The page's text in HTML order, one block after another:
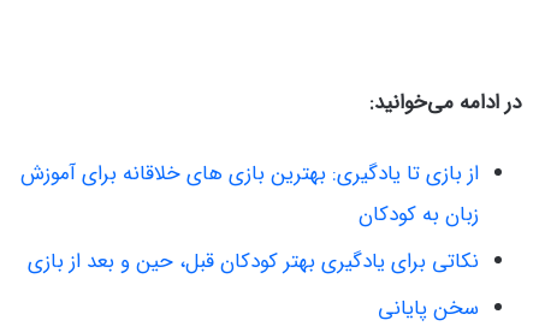
در ادامه می‌خوانید:
از بازی تا یادگیری: بهترین بازی‌ های خلاقانه برای آموزش
زبان به کودکان
نکاتی برای یادگیری بهتر کودکان قبل، حین و بعد از بازی
سخن پایانی